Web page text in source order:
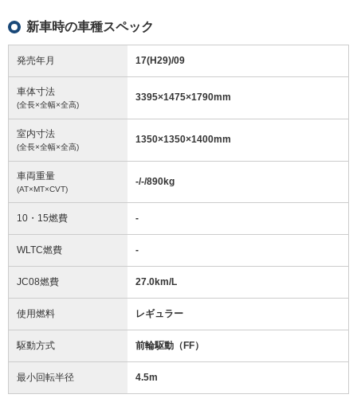
新車時の車種スペック
発売年月 17(H29)/09
車体寸法
(全長×全幅×全高)
3395×1475×1790mm
室内寸法
(全長×全幅×全高)
1350×1350×1400mm
車両重量
(AT×MT×CVT)
-/-/890kg
10・15燃費 -
WLTC燃費 -
JC08燃費 27.0km/L
使用燃料 レギュラー
駆動方式 前輪駆動（FF）
最小回転半径 4.5m